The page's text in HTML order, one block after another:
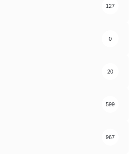
127
0
20
599
967